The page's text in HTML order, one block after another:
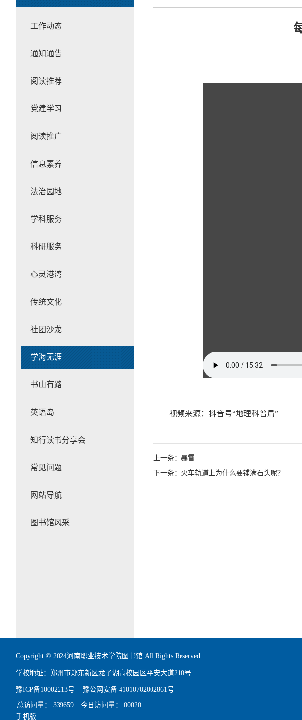
工作动态
通知通告
阅读推荐
党建学习
阅读推广
信息素养
法治园地
学科服务
科研服务
心灵港湾
传统文化
社团沙龙
学海无涯
书山有路
英语岛
知行读书分享会
常见问题
网站导航
图书馆风采
视频来源：抖音号“地理科普局”
上一条：暴雪
下一条：火车轨道上为什么要铺满石头呢？
Copyright © 2024河南职业技术学院图书馆 All Rights Reserved
学校地址：郑州市郑东新区龙子湖高校园区平安大道210号
豫ICP备10002213号 豫公网安备 41010702002861号
总访问量： 339659 今日访问量： 00020
手机版